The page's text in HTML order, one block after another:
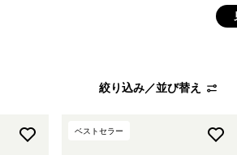
絞り込み／並び替え
ベストセラー